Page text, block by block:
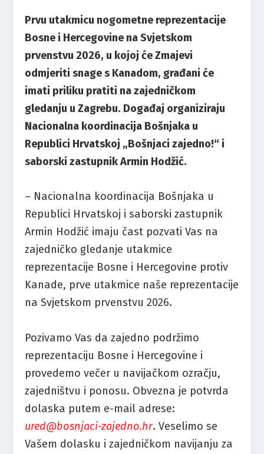
Prvu utakmicu nogometne reprezentacije
Bosne i Hercegovine na Svjetskom
prvenstvu 2026, u kojoj će Zmajevi
odmjeriti snage s Kanadom, građani će
imati priliku pratiti na zajedničkom
gledanju u Zagrebu. Događaj organiziraju
Nacionalna koordinacija Bošnjaka u
Republici Hrvatskoj „Bošnjaci zajedno!“ i
saborski zastupnik Armin Hodžić.
– Nacionalna koordinacija Bošnjaka u
Republici Hrvatskoj i saborski zastupnik
Armin Hodžić imaju čast pozvati Vas na
zajedničko gledanje utakmice
reprezentacije Bosne i Hercegovine protiv
Kanade, prve utakmice naše reprezentacije
na Svjetskom prvenstvu 2026.
Pozivamo Vas da zajedno podržimo
reprezentaciju Bosne i Hercegovine i
provedemo večer u navijačkom ozračju,
zajedništvu i ponosu. Obvezna je potvrda
dolaska putem e-mail adrese:
ured@bosnjaci-zajedno.hr. Veselimo se
Vašem dolasku i zajedničkom navijanju za